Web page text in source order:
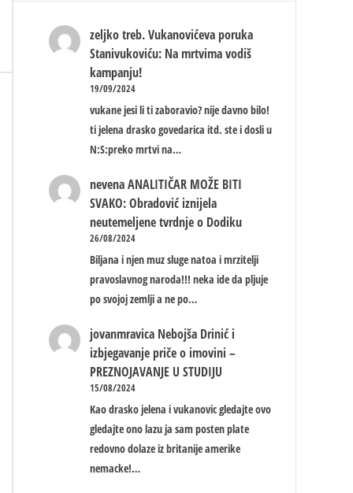
zeljko treb. Vukanovićeva poruka
Stanivukoviću: Na mrtvima vodiš
kampanju!
19/09/2024
vukane jesi li ti zaboravio? nije davno bilo!
ti jelena drasko govedarica itd. ste i dosli u
N:S:preko mrtvi na…
nevena ANALITIČAR MOŽE BITI
SVAKO: Obradović iznijela
neutemeljene tvrdnje o Dodiku
26/08/2024
Biljana i njen muz sluge natoa i mrzitelji
pravoslavnog naroda!!! neka ide da pljuje
po svojoj zemlji a ne po…
jovanmravica Nebojša Drinić i
izbjegavanje priče o imovini –
PREZNOJAVANJE U STUDIJU
15/08/2024
Kao drasko jelena i vukanovic gledajte ovo
gledajte ono lazu ja sam posten plate
redovno dolaze iz britanije amerike
nemacke!…